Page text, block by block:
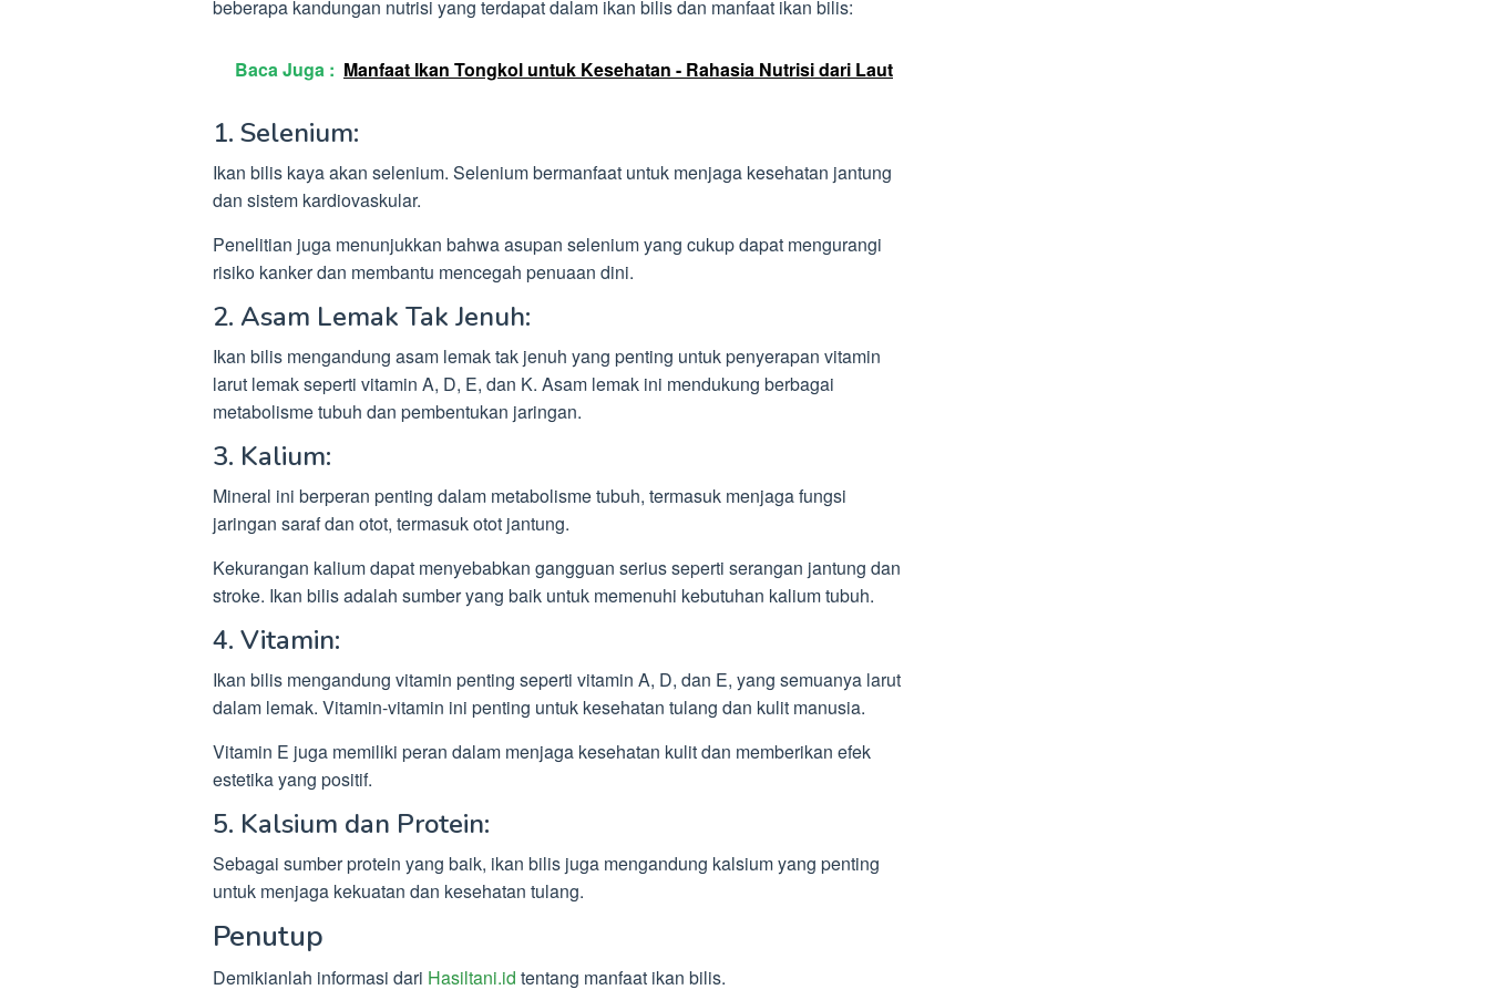
beberapa kandungan nutrisi yang terdapat dalam ikan bilis dan manfaat ikan bilis:
Baca Juga : Manfaat Ikan Tongkol untuk Kesehatan - Rahasia Nutrisi dari Laut
1. Selenium:
Ikan bilis kaya akan selenium. Selenium bermanfaat untuk menjaga kesehatan jantung
dan sistem kardiovaskular.
Penelitian juga menunjukkan bahwa asupan selenium yang cukup dapat mengurangi
risiko kanker dan membantu mencegah penuaan dini.
2. Asam Lemak Tak Jenuh:
Ikan bilis mengandung asam lemak tak jenuh yang penting untuk penyerapan vitamin
larut lemak seperti vitamin A, D, E, dan K. Asam lemak ini mendukung berbagai
metabolisme tubuh dan pembentukan jaringan.
3. Kalium:
Mineral ini berperan penting dalam metabolisme tubuh, termasuk menjaga fungsi
jaringan saraf dan otot, termasuk otot jantung.
Kekurangan kalium dapat menyebabkan gangguan serius seperti serangan jantung dan
stroke. Ikan bilis adalah sumber yang baik untuk memenuhi kebutuhan kalium tubuh.
4. Vitamin:
Ikan bilis mengandung vitamin penting seperti vitamin A, D, dan E, yang semuanya larut
dalam lemak. Vitamin-vitamin ini penting untuk kesehatan tulang dan kulit manusia.
Vitamin E juga memiliki peran dalam menjaga kesehatan kulit dan memberikan efek
estetika yang positif.
5. Kalsium dan Protein:
Sebagai sumber protein yang baik, ikan bilis juga mengandung kalsium yang penting
untuk menjaga kekuatan dan kesehatan tulang.
Penutup
Demikianlah informasi dari Hasiltani.id tentang manfaat ikan bilis.